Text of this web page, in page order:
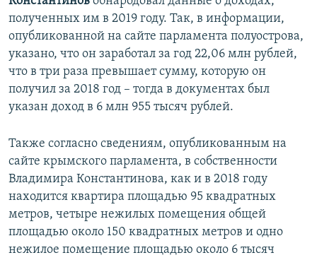
полученных им в 2019 году. Так, в информации,
опубликованной на сайте парламента полуострова,
указано, что он заработал за год 22,06 млн рублей,
что в три раза превышает сумму, которую он
получил за 2018 год – тогда в документах был
указан доход в 6 млн 955 тысяч рублей.
Также согласно сведениям, опубликованным на
сайте крымского парламента, в собственности
Владимира Константинова, как и в 2018 году
находится квартира площадью 95 квадратных
метров, четыре нежилых помещения общей
площадью около 150 квадратных метров и одно
нежилое помещение площадью около 6 тысяч